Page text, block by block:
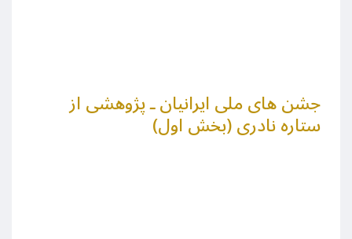
جشن های ملی ایرانیان ـ پژوهشی از
ستاره نادری (بخش اول)